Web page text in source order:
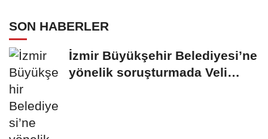
SON HABERLER
İzmir Büyükşehir Belediyesi’ne
yönelik soruşturmada Veli